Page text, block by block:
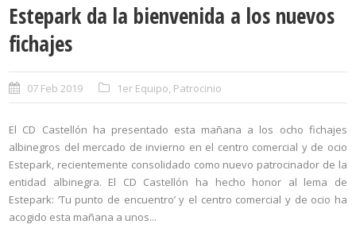
Estepark da la bienvenida a los nuevos
fichajes
07 Feb 2019 1er Equipo, Patrocinio
El CD Castellón ha presentado esta mañana a los ocho fichajes
albinegros del mercado de invierno en el centro comercial y de ocio
Estepark, recientemente consolidado como nuevo patrocinador de la
entidad albinegra. El CD Castellón ha hecho honor al lema de
Estepark: ‘Tu punto de encuentro’ y el centro comercial y de ocio ha
acogido esta mañana a unos...